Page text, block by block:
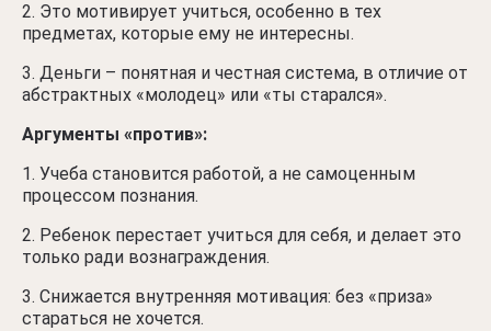
Это мотивирует учиться, особенно в тех
предметах, которые ему не интересны.
Деньги – понятная и честная система, в отличие от
абстрактных «молодец» или «ты старался».
Аргументы «против»:
Учеба становится работой, а не самоценным
процессом познания.
Ребенок перестает учиться для себя, и делает это
только ради вознаграждения.
Снижается внутренняя мотивация: без «приза»
стараться не хочется.